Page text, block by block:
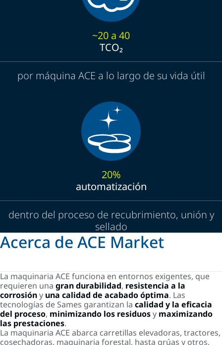
~20 a 40
TCO₂
por máquina ACE a lo largo de su vida útil
20%
automatización
dentro del proceso de recubrimiento, unión y
sellado
Acerca de ACE Market
La maquinaria ACE funciona en entornos exigentes, que
requieren una gran durabilidad, resistencia a la
corrosióny una calidad de acabado óptima. Las
tecnologías de Sames garantizan la calidad y la eficacia
del proceso, minimizando los residuosy maximizando
las prestaciones.
La maquinaria ACE abarca carretillas elevadoras, tractores,
cosechadoras, maquinaria forestal, hasta grúas y otros,